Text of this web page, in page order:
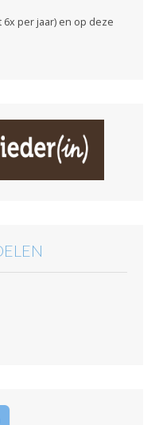
6x per jaar) en op deze